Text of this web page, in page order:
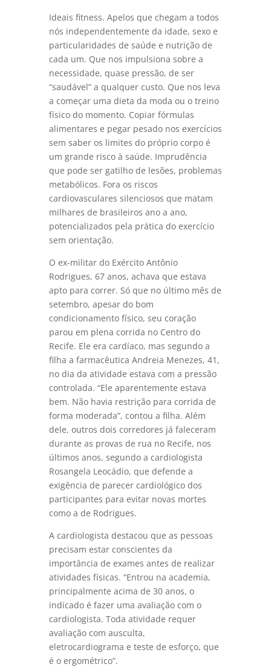
Ideais fitness. Apelos que chegam a todos
nós independentemente da idade, sexo e
particularidades de saúde e nutrição de
cada um. Que nos impulsiona sobre a
necessidade, quase pressão, de ser
“saudável” a qualquer custo. Que nos leva
a começar uma dieta da moda ou o treino
físico do momento. Copiar fórmulas
alimentares e pegar pesado nos exercícios
sem saber os limites do próprio corpo é
um grande risco à saúde. Imprudência
que pode ser gatilho de lesões, problemas
metabólicos. Fora os riscos
cardiovasculares silenciosos que matam
milhares de brasileiros ano a ano,
potencializados pela prática do exercício
sem orientação.
O ex-militar do Exército Antônio
Rodrigues, 67 anos, achava que estava
apto para correr. Só que no último mês de
setembro, apesar do bom
condicionamento físico, seu coração
parou em plena corrida no Centro do
Recife. Ele era cardíaco, mas segundo a
filha a farmacêutica Andreia Menezes, 41,
no dia da atividade estava com a pressão
controlada. “Ele aparentemente estava
bem. Não havia restrição para corrida de
forma moderada”, contou a filha. Além
dele, outros dois corredores já faleceram
durante as provas de rua no Recife, nos
últimos anos, segundo a cardiologista
Rosangela Leocádio, que defende a
exigência de parecer cardiológico dos
participantes para evitar novas mortes
como a de Rodrigues.
A cardiologista destacou que as pessoas
precisam estar conscientes da
importância de exames antes de realizar
atividades físicas. “Entrou na academia,
principalmente acima de 30 anos, o
indicado é fazer uma avaliação com o
cardiologista. Toda atividade requer
avaliação com ausculta,
eletrocardiograma e teste de esforço, que
é o ergométrico”.